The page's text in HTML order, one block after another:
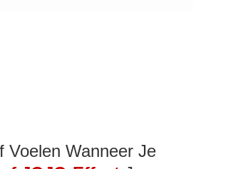
Voelen Wanneer Je